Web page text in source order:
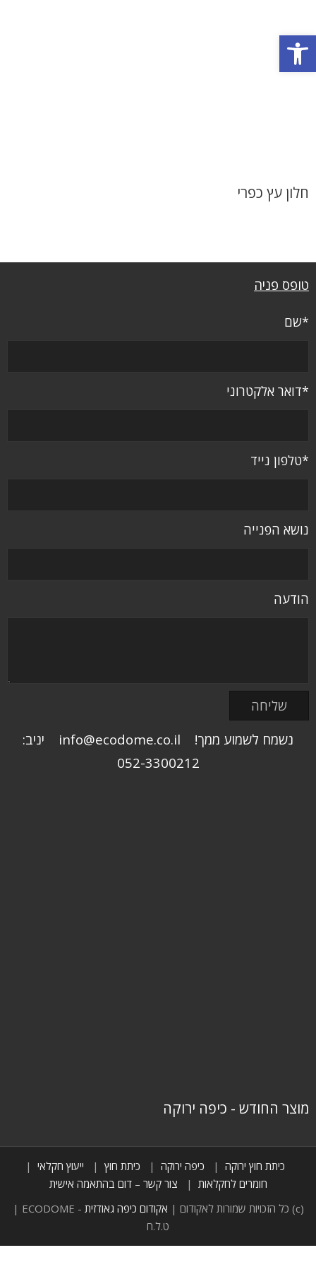
חלון עץ כפרי
טופס פניה
*שם
*דואר אלקטרוני
*טלפון נייד
נושא הפנייה
הודעה
נשמח לשמוע ממך! info@ecodome.co.il יניב:
052-3300212
מוצר החודש - כיפה ירוקה
כיתת חוץ ירוקה כיפה ירוקה כיתת חוץ
ייעוץ חקלאי
חומרים לחקלאות
צור קשר – דום בהתאמה אישית
(c) כל הזכויות שמורות לאקודום |
אקודום כיפה גאודזית
- ECODOME |
ט.ל.ח
פתח סרגל נגישות